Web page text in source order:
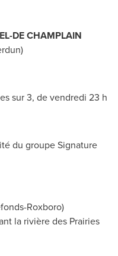
DE CHAMPLAIN
)
sur 3, de vendredi 23 h
du groupe Signature
-Roxboro)
la rivière des Prairies